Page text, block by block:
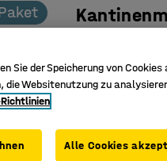
1 Tisch & 4
Art. Nr.:104003
Geeignet für
Sie der Speicherung von Cookies
Websitenutzung zu
Alle Cookies